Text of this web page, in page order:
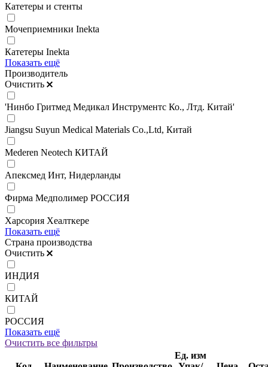
Катетеры и стенты
Мочеприемники Inekta
Катетеры Inekta
Показать ещё
Производитель
Очистить
'Нинбо Гритмед Медикал Инструментс Ко., Лтд. Китай'
Jiangsu Suyun Medical Materials Co.,Ltd, Китай
Mederen Neotech КИТАЙ
Апексмед Инт, Нидерланды
Фирма Медполимер РОССИЯ
Харсория Хеалткере
Показать ещё
Страна производства
Очистить
ИНДИЯ
КИТАЙ
РОССИЯ
Показать ещё
Очистить все фильтры
Ед. изм